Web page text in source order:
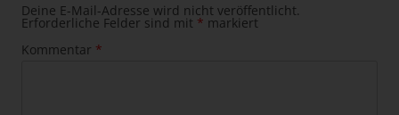
Deine E-Mail-Adresse wird nicht veröffentlicht.
Erforderliche Felder sind mit * markiert
Kommentar *